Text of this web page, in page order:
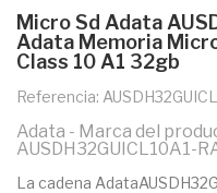
Micro Sd Adata
Adata Memoria
Class 10 A1 32gb
Referencia:
Adata - Marca del
AUSDH32GUICL10A1-
La cadena